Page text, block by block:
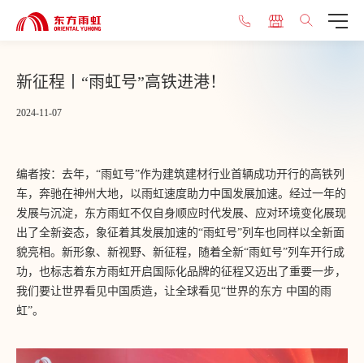
新征程丨“雨虹号”高铁进港！
2024-11-07
编者按：去年，“雨虹号”作为建筑建材行业首辆成功开行的高铁列
车，奔驰在神州大地，以雨虹速度助力中国发展加速。经过一年的
发展与沉淀，东方雨虹不仅自身顺应时代发展、应对环境变化展现
出了全新姿态，象征着其发展加速的“雨虹号”列车也同样以全新面
貌亮相。新形象、新视野、新征程，随着全新“雨虹号”列车开行成
功，也标志着东方雨虹开启国际化品牌的征程又迈出了重要一步，
我们要让世界看见中国质造，让全球看见“世界的东方 中国的雨
虹”。